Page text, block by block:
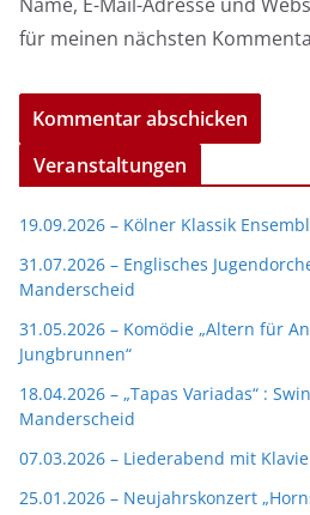
für meinen nächsten
Veranstaltungen
19.09.2026 – Kölner Klassik
31.07.2026 – Englisches
Manderscheid
31.05.2026 – Komödie „Altern für
Jungbrunnen“
18.04.2026 – „Tapas Variadas“ :
Manderscheid
07.03.2026 – Liederabend mit
25.01.2026 – Neujahrskonzert